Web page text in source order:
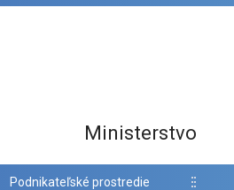
Ministerstvo
Podnikateľské prostredie